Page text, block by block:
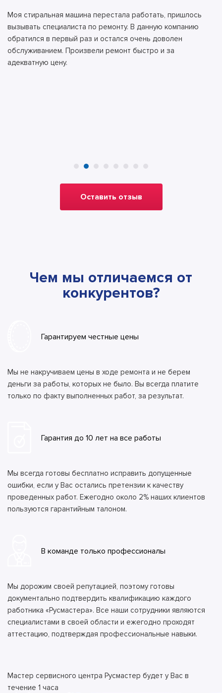
Моя стиральная машина перестала работать, пришлось
вызывать специалиста по ремонту. В данную компанию
обратился в первый раз и остался очень доволен
обслуживанием. Произвели ремонт быстро и за
адекватную цену.
Оставить отзыв
Чем мы отличаемся от
конкурентов?
Гарантируем честные цены
Мы не накручиваем цены в ходе ремонта и не берем
деньги за работы, которых не было. Вы всегда платите
только по факту выполненных работ, за результат.
Гарантия до 10 лет на все работы
Мы всегда готовы бесплатно исправить допущенные
ошибки, если у Вас остались претензии к качеству
проведенных работ. Ежегодно около 2% наших клиентов
пользуются гарантийным талоном.
В команде только профессионалы
Мы дорожим своей репутацией, поэтому готовы
документально подтвердить квалификацию каждого
работника «Русмастера». Все наши сотрудники являются
специалистами в своей области и ежегодно проходят
аттестацию, подтверждая профессиональные навыки.
Мастер сервисного центра Русмастер будет у Вас в
течение 1 часа